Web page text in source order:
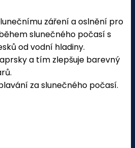
záření a oslnění pro
slunečného počasí s
od vodní hladiny.
a tím zlepšuje barevný
za slunečného počasí.